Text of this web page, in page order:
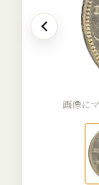
画像に